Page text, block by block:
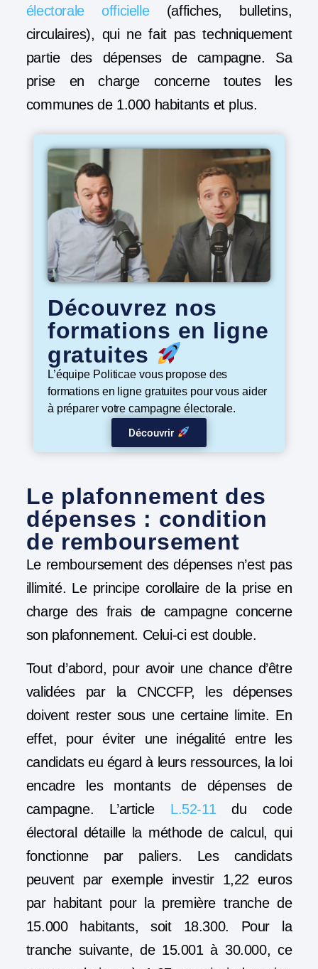
électorale officielle(affiches, bulletins,
circulaires), qui ne fait pas techniquement
partie des dépenses de campagne. Sa
prise en charge concerne toutes les
communes de 1.000 habitants et plus.
Découvrez nos
formations en ligne
gratuites
L’équipe Politicae vous propose des
formations en ligne gratuites pour vous aider
à préparer votre campagne électorale.
Découvrir
Le plafonnement des
dépenses : condition
de remboursement
Le remboursement des dépenses n’est pas
illimité. Le principe corollaire de la prise en
charge des frais de campagne concerne
son plafonnement. Celui-ci est double.
Tout d’abord, pour avoir une chance d’être
validées par la CNCCFP, les dépenses
doivent rester sous une certaine limite. En
effet, pour éviter une inégalité entre les
candidats eu égard à leurs ressources, la loi
encadre les montants de dépenses de
campagne. L’article L.52-11 du code
électoral détaille la méthode de calcul, qui
fonctionne par paliers. Les candidats
peuvent par exemple investir 1,22 euros
par habitant pour la première tranche de
15.000 habitants, soit 18.300. Pour la
tranche suivante, de 15.001 à 30.000, ce